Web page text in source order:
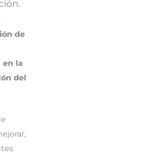
de
en la
del